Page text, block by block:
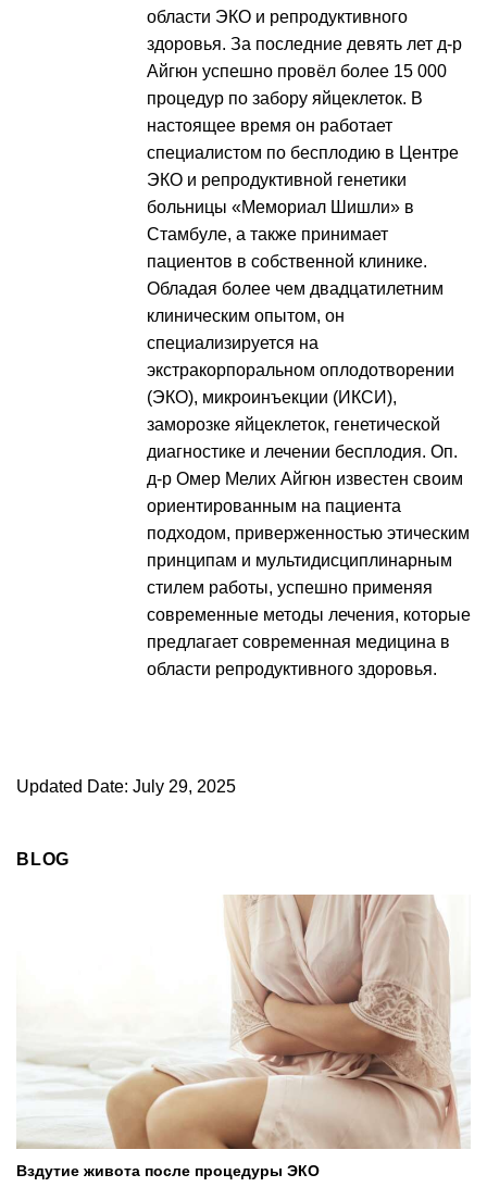
области ЭКО и репродуктивного
здоровья. За последние девять лет д-р
Айгюн успешно провёл более 15 000
процедур по забору яйцеклеток. В
настоящее время он работает
специалистом по бесплодию в Центре
ЭКО и репродуктивной генетики
больницы «Мемориал Шишли» в
Стамбуле, а также принимает
пациентов в собственной клинике.
Обладая более чем двадцатилетним
клиническим опытом, он
специализируется на
экстракорпоральном оплодотворении
(ЭКО), микроинъекции (ИКСИ),
заморозке яйцеклеток, генетической
диагностике и лечении бесплодия. Оп.
д-р Омер Мелих Айгюн известен своим
ориентированным на пациента
подходом, приверженностью этическим
принципам и мультидисциплинарным
стилем работы, успешно применяя
современные методы лечения, которые
предлагает современная медицина в
области репродуктивного здоровья.
Updated Date: July 29, 2025
BLOG
Вздутие живота после процедуры ЭКО